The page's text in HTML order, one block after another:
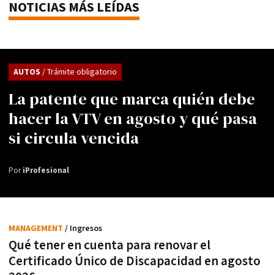
NOTICIAS MÁS LEÍDAS
La patente que marca quién debe
hacer la VTV en agosto y qué pasa
si circula vencida
AUTOS / Trámite obligatorio
PoriProfesional
Qué tener en cuenta para renovar el
Certificado Único de Discapacidad en agosto
MANAGEMENT / Ingresos